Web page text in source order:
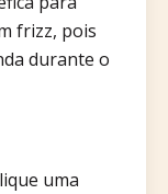
frizz, pois
durante o
uma